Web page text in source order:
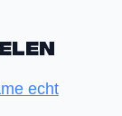
echt